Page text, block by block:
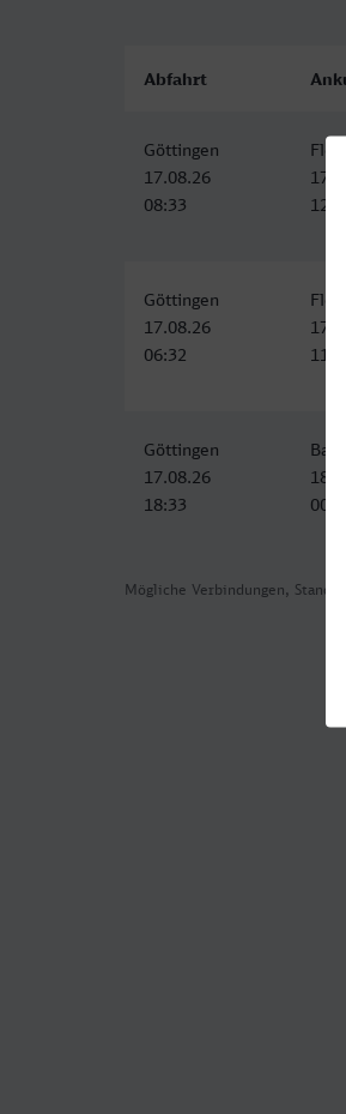
Mögliche Verbindungen, Stand:
Abfahrt
Göttingen
17.08.26
08:33
12:41
Göttingen
17.08.26
06:32
11:41
Göttingen
17.08.26
18:33
00:29